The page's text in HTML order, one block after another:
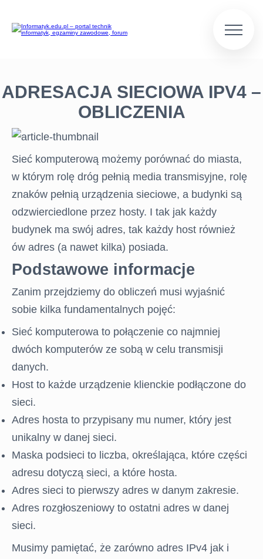
ADRESACJA SIECIOWA IPV4 –
OBLICZENIA
Sieć komputerową możemy porównać do miasta,
w którym rolę dróg pełnią media transmisyjne, rolę
znaków pełnią urządzenia sieciowe, a budynki są
odzwierciedlone przez hosty. I tak jak każdy
budynek ma swój adres, tak każdy host również
ów adres (a nawet kilka) posiada.
Podstawowe informacje
Zanim przejdziemy do obliczeń musi wyjaśnić
sobie kilka fundamentalnych pojęć:
Sieć komputerowa to połączenie co najmniej
dwóch komputerów ze sobą w celu transmisji
danych.
Host to każde urządzenie klienckie podłączone do
sieci.
Adres hosta to przypisany mu numer, który jest
unikalny w danej sieci.
Maska podsieci to liczba, określająca, które części
adresu dotyczą sieci, a które hosta.
Adres sieci to pierwszy adres w danym zakresie.
Adres rozgłoszeniowy to ostatni adres w danej
sieci.
Musimy pamiętać, że zarówno adres IPv4 jak i